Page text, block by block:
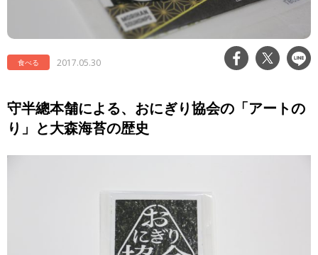
食べる 2017.05.30
守半總本舗による、おにぎり協会の「アートの
り」と大森海苔の歴史